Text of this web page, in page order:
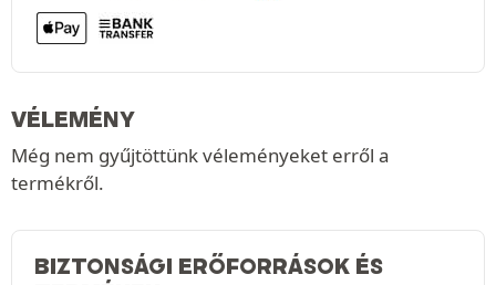
VÉLEMÉNY
Még nem gyűjtöttünk véleményeket erről a
termékről.
BIZTONSÁGI ERŐFORRÁSOK ÉS